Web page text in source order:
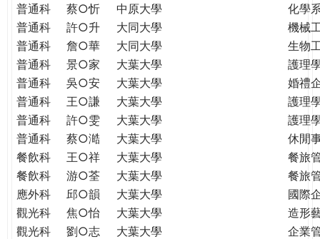
普通科
蔡○忻 中原大學
化學
普通科
許○升 大同大學
機械
普通科
詹○華 大同大學
生物
普通科
景○家 大葉大學
護理
普通科
吳○安 大葉大學
婚禮
普通科
王○謙 大葉大學
護理
普通科
許○雯 大葉大學
護理
普通科
蔡○澔 大葉大學
休閒
餐飲科
王○祥 大葉大學
餐旅
餐飲科
游○荃 大葉大學
餐旅
應外科
邱○韻 大葉大學
國際
觀光科
焦○怡 大葉大學
造形
觀光科
劉○志 大葉大學
企業